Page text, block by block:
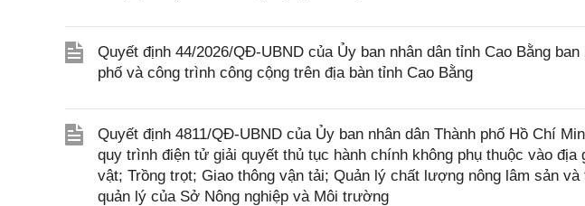
Quyết định 44/2026/QĐ-UBND của Ủy ban nhân dân tỉnh Cao Bằng
phố và công trình công cộng trên địa bàn tỉnh Cao Bằng
Quyết định 4811/QĐ-UBND của Ủy ban nhân dân Thành phố Hồ Chí
quy trình điện tử giải quyết thủ tục hành chính không phụ thuộc vào
vật; Trồng trọt; Giao thông vận tải; Quản lý chất lượng nông lâm sản
quản lý của Sở Nông nghiệp và Môi trường